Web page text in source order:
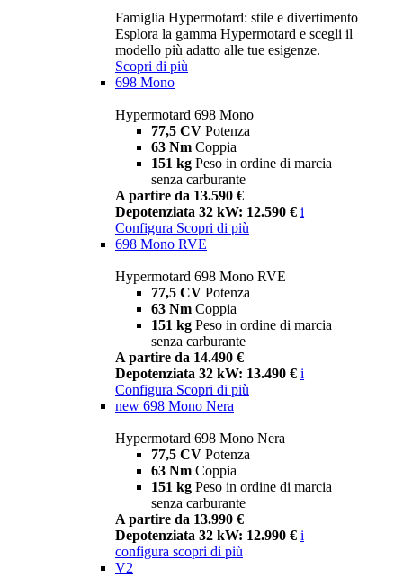
Famiglia Hypermotard: stile e divertimento
Esplora la gamma Hypermotard e scegli il
modello più adatto alle tue esigenze.
Scopri di più
698 Mono
Hypermotard 698 Mono
77,5 CV Potenza
63 Nm Coppia
151 kg Peso in ordine di marcia
senza carburante
A partire da 13.590 €
Depotenziata 32 kW: 12.590 € i
Configura Scopri di più
698 Mono RVE
Hypermotard 698 Mono RVE
77,5 CV Potenza
63 Nm Coppia
151 kg Peso in ordine di marcia
senza carburante
A partire da 14.490 €
Depotenziata 32 kW: 13.490 € i
Configura Scopri di più
new 698 Mono Nera
Hypermotard 698 Mono Nera
77,5 CV Potenza
63 Nm Coppia
151 kg Peso in ordine di marcia
senza carburante
A partire da 13.990 €
Depotenziata 32 kW: 12.990 € i
configura scopri di più
V2